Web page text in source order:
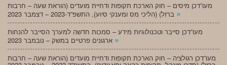
מעו”דכן מיסים – חוק הארכת תקופות ודחיית מועדים (הוראת שעה – חרבות
»
מעו”דכן סייבר וטכנולוגיות מידע – סמכות חדשה למערך הסייבר להנחות
»
מעו”דכן רגולציה – חוק הארכת תקופות ודחיית מועדים (הוראת שעה – חרבות